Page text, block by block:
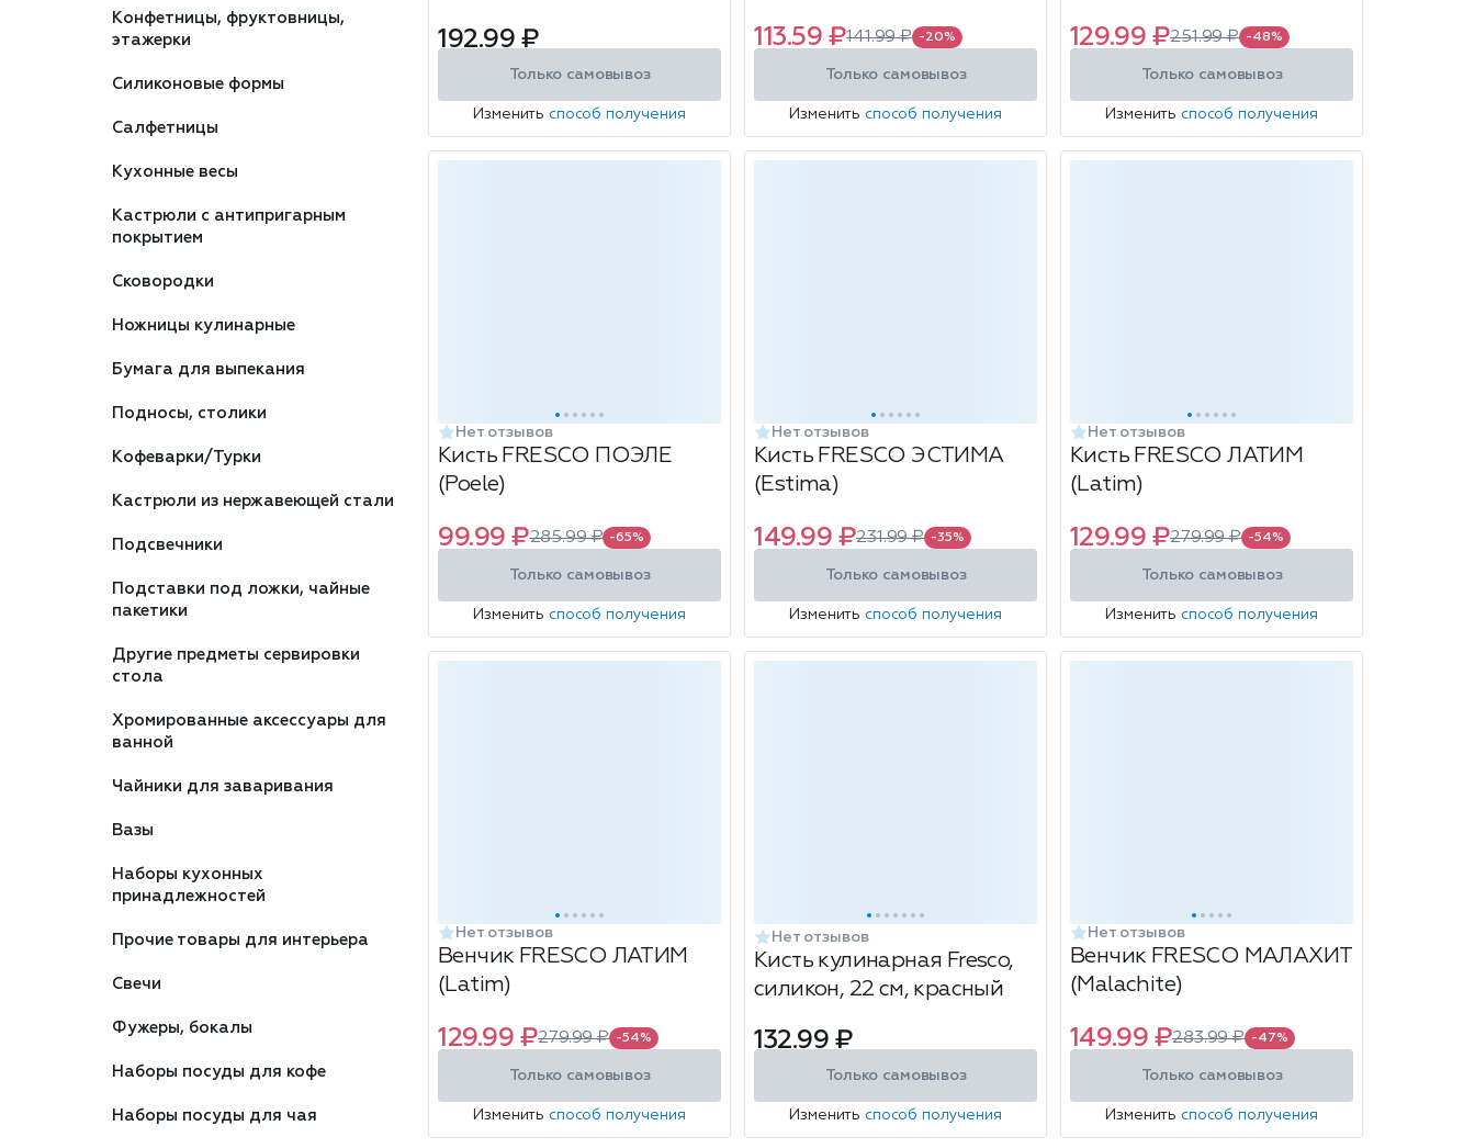
Конфетницы, фруктовницы,
этажерки
Силиконовые формы
Салфетницы
Кухонные весы
Кастрюли с антипригарным
покрытием
Сковородки
Ножницы кулинарные
Бумага для выпекания
Подносы, столики
Кофеварки/Турки
Кастрюли из нержавеющей стали
Подсвечники
Подставки под ложки, чайные
пакетики
Другие предметы сервировки
стола
Хромированные аксессуары для
ванной
Чайники для заваривания
Вазы
Наборы кухонных
принадлежностей
Прочие товары для интерьера
Свечи
Фужеры, бокалы
Наборы посуды для кофе
Наборы посуды для чая
192.99 ₽
Только самовывоз
Изменить способ получения
113.59 ₽141.99 ₽ -20%
Только самовывоз
Изменить способ получения
129.99 ₽251.99 ₽ -48%
Только самовывоз
Изменить способ получения
Нет отзывов
Кисть FRESCO ПОЭЛЕ
(Poele)
99.99 ₽285.99 ₽ -65%
Только самовывоз
Изменить способ получения
Нет отзывов
Кисть FRESCO ЭСТИМА
(Estima)
149.99 ₽231.99 ₽ -35%
Только самовывоз
Изменить способ получения
Нет отзывов
Кисть FRESCO ЛАТИМ
(Latim)
129.99 ₽279.99 ₽ -54%
Только самовывоз
Изменить способ получения
Нет отзывов
Венчик FRESCO ЛАТИМ
(Latim)
129.99 ₽279.99 ₽ -54%
Только самовывоз
Изменить способ получения
Нет отзывов
Кисть кулинарная Fresco,
силикон, 22 см, красный
132.99 ₽
Только самовывоз
Изменить способ получения
Нет отзывов
Венчик FRESCO МАЛАХИТ
(Malachite)
149.99 ₽283.99 ₽ -47%
Только самовывоз
Изменить способ получения